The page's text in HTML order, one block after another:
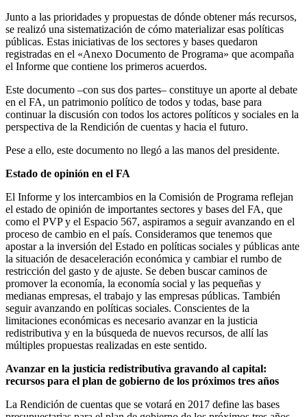
Junto a las prioridades y propuestas de dónde obtener más recursos,
se realizó una sistematización de cómo materializar esas políticas
públicas. Estas iniciativas de los sectores y bases quedaron
registradas en el «Anexo Documento de Programa» que acompaña
el Informe que contiene los primeros acuerdos.
Este documento –con sus dos partes– constituye un aporte al debate
en el FA, un patrimonio político de todos y todas, base para
continuar la discusión con todos los actores políticos y sociales en la
perspectiva de la Rendición de cuentas y hacia el futuro.
Pese a ello, este documento no llegó a las manos del presidente.
Estado de opinión en el FA
El Informe y los intercambios en la Comisión de Programa reflejan
el estado de opinión de importantes sectores y bases del FA, que
como el PVP y el Espacio 567, aspiramos a seguir avanzando en el
proceso de cambio en el país. Consideramos que tenemos que
apostar a la inversión del Estado en políticas sociales y públicas ante
la situación de desaceleración económica y cambiar el rumbo de
restricción del gasto y de ajuste. Se deben buscar caminos de
promover la economía, la economía social y las pequeñas y
medianas empresas, el trabajo y las empresas públicas. También
seguir avanzando en políticas sociales. Conscientes de la
limitaciones económicas es necesario avanzar en la justicia
redistributiva y en la búsqueda de nuevos recursos, de allí las
múltiples propuestas realizadas en este sentido.
Avanzar en la justicia redistributiva gravando al capital:
recursos para el plan de gobierno de los próximos tres años
La Rendición de cuentas que se votará en 2017 define las bases